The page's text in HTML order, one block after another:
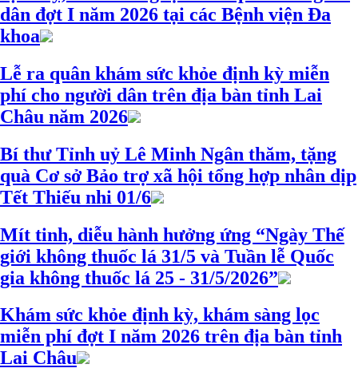
dân đợt I năm 2026 tại các Bệnh viện Đa
khoa
Lễ ra quân khám sức khỏe định kỳ miễn
phí cho người dân trên địa bàn tỉnh Lai
Châu năm 2026
Bí thư Tỉnh uỷ Lê Minh Ngân thăm, tặng
quà Cơ sở Bảo trợ xã hội tổng hợp nhân dịp
Tết Thiếu nhi 01/6
Mít tinh, diễu hành hưởng ứng “Ngày Thế
giới không thuốc lá 31/5 và Tuần lễ Quốc
gia không thuốc lá 25 - 31/5/2026”
Khám sức khỏe định kỳ, khám sàng lọc
miễn phí đợt I năm 2026 trên địa bàn tỉnh
Lai Châu